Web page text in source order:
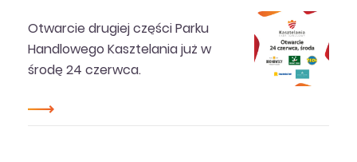
Otwarcie drugiej części Parku
Handlowego Kasztelania już w
środę 24 czerwca.